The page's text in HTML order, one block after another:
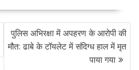
पुलिस अभिरक्षा में अपहरण के आरोपी की
मौत: ढाबे के टॉयलेट में संदिग्ध हाल में मृत
पाया गया